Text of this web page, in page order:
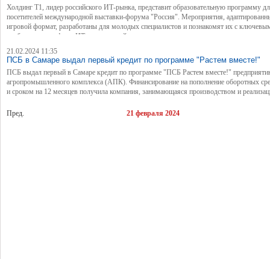
Холдинг Т1, лидер российского ИТ-рынка, представит образовательную программу
посетителей международной выставки-форума "Россия". Мероприятия,
игровой формат, разработаны для молодых специалистов и познакомят их с
особенностями сферы ИТ и технологий.
21.02.2024 11:35
ПСБ в Самаре выдал первый кредит по программе "Растем вместе!"
ПСБ выдал первый в Самаре кредит по программе "ПСБ Растем вместе!"
агропромышленного комплекса (АПК). Финансирование на пополнение оборотных
и сроком на 12 месяцев получила компания, занимающаяся производством и
Пред.
21 февраля 2024